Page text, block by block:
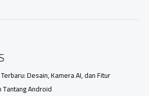
Desain, Kamera AI, dan Fitur
Android